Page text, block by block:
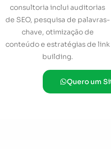
consultoria inclui auditorias
de SEO, pesquisa de palavras-
chave, otimização de
conteúdo e estratégias de link
building.
Quero um